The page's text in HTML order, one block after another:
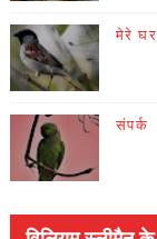
मेरे घर
संपर्क